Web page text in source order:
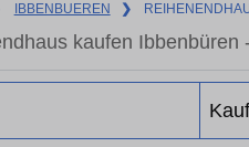
IBBENBUEREN ❯
kaufen